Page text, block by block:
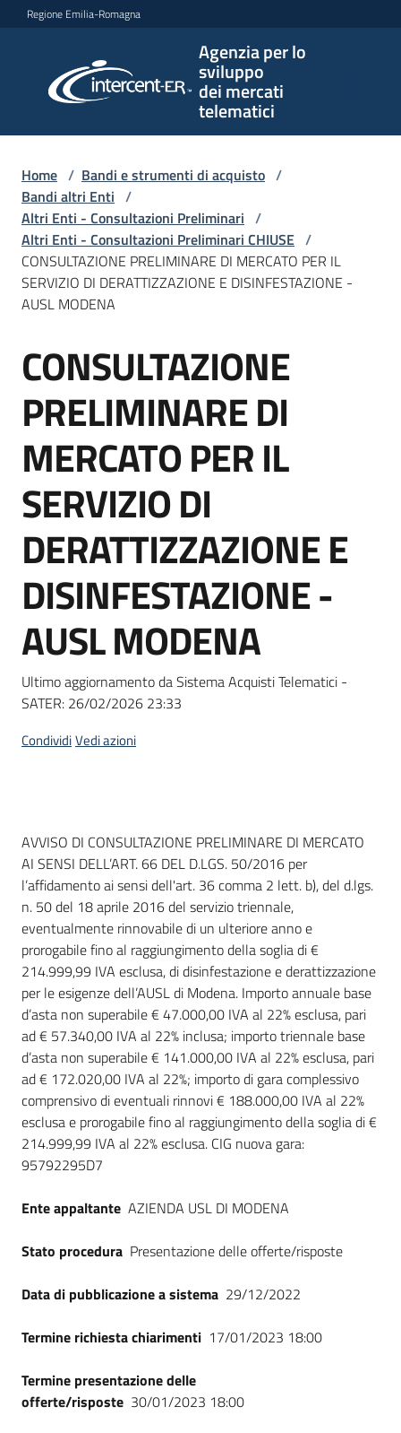
Vai al contenuto
Vai alla navigazione
Vai al footer
Regione Emilia-Romagna
Agenzia per lo
sviluppo
dei mercati
telematici
per lo
sviluppo
telematici
L'Agenzia
e
strumenti
acquisto
Supporto
Piattaforme
telematiche
English
site
su
Home / Bandi e strumenti di acquisto /
Bandi altri Enti /
Altri Enti - Consultazioni Preliminari /
Altri Enti - Consultazioni Preliminari CHIUSE /
CONSULTAZIONE PRELIMINARE DI MERCATO PER IL
SERVIZIO DI DERATTIZZAZIONE E DISINFESTAZIONE -
AUSL MODENA
Salta al contenuto
CONSULTAZIONE
PRELIMINARE DI
MERCATO PER IL
SERVIZIO DI
DERATTIZZAZIONE E
DISINFESTAZIONE -
AUSL MODENA
Ultimo aggiornamento da Sistema Acquisti Telematici -
SATER: 26/02/2026 23:33
CondividiVedi azioni
Dati del bando
AVVISO DI CONSULTAZIONE PRELIMINARE DI MERCATO
AI SENSI DELL’ART. 66 DEL D.LGS. 50/2016 per
l’affidamento ai sensi dell'art. 36 comma 2 lett. b), del d.lgs.
n. 50 del 18 aprile 2016 del servizio triennale,
eventualmente rinnovabile di un ulteriore anno e
prorogabile fino al raggiungimento della soglia di €
214.999,99 IVA esclusa, di disinfestazione e derattizzazione
per le esigenze dell’AUSL di Modena. Importo annuale base
d’asta non superabile € 47.000,00 IVA al 22% esclusa, pari
ad € 57.340,00 IVA al 22% inclusa; importo triennale base
d’asta non superabile € 141.000,00 IVA al 22% esclusa, pari
ad € 172.020,00 IVA al 22%; importo di gara complessivo
comprensivo di eventuali rinnovi € 188.000,00 IVA al 22%
esclusa e prorogabile fino al raggiungimento della soglia di €
214.999,99 IVA al 22% esclusa. CIG nuova gara:
95792295D7
Ente appaltante AZIENDA USL DI MODENA
Stato procedura Presentazione delle offerte/risposte
Data di pubblicazione a sistema 29/12/2022
Termine richiesta chiarimenti 17/01/2023 18:00
Termine presentazione delle
offerte/risposte 30/01/2023 18:00